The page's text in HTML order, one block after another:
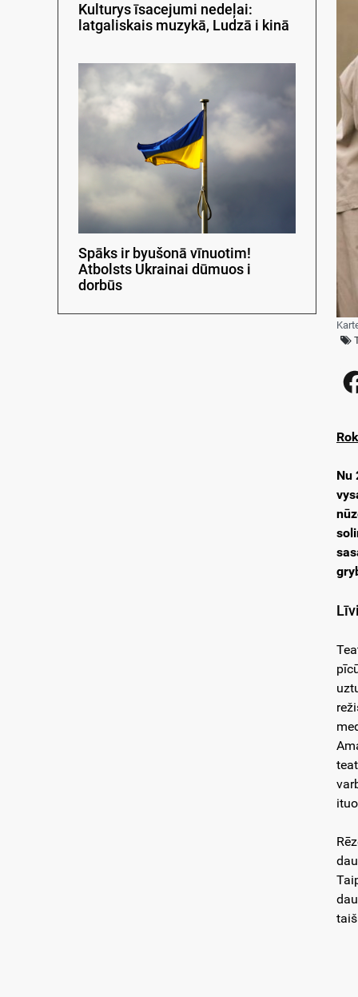
Kulturys īsacejumi nedeļai:
latgaliskais muzykā, Ludzā i kinā
Spāks ir byušonā vīnuotim!
Atbolsts Ukrainai dūmuos i
dorbūs
Nu